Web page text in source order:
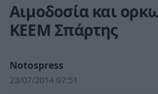
Αιμοδοσία και
ΚΕΕΜ Σπάρτης
Notospress
23/07/2014 07:51